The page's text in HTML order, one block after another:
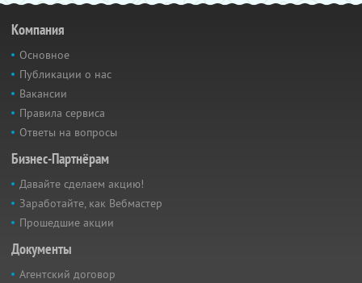
Компания
Основное
Публикации о нас
Вакансии
Правила сервиса
Ответы на вопросы
Бизнес-Партнёрам
Давайте сделаем акцию!
Заработайте, как Вебмастер
Прошедшие акции
Документы
Агентский договор